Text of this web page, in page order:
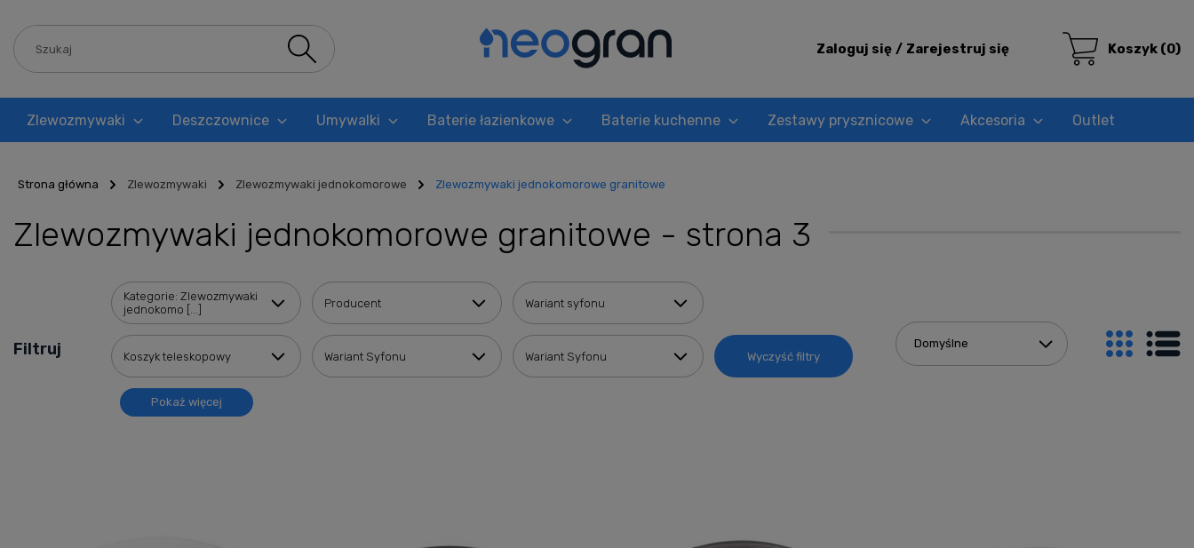
Zaloguj się Zarejestruj się Koszyk (0)
Zlewozmywaki Deszczownice Umywalki Baterie łazienkowe Baterie kuchenne Zestawy prysznicowe Akcesoria Outlet
Strona główna Zlewozmywaki Zlewozmywaki jednokomorowe Zlewozmywaki jednokomorowe granitowe
Zlewozmywaki jednokomorowe granitowe - strona 3
Filtruj
Kategorie: Zlewozmywaki
jednokomo [...]
Producent Wariant syfonu
Koszyk teleskopowy Wariant Syfonu Wariant Syfonu Wyczyść filtry
Pokaż więcej